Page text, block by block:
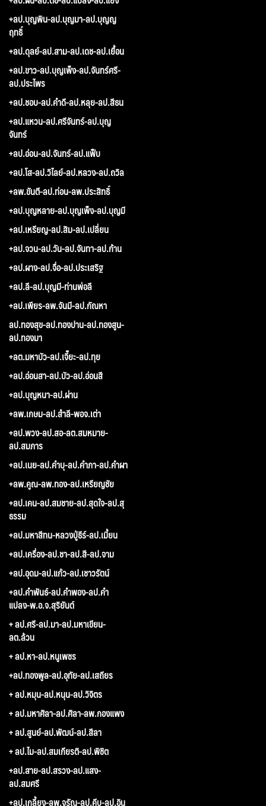
+ลป.บุญพิน-ลป.บุญมา-ลป.บุญญ
ฤทธิ์
+ลป.ดุลย์-ลป.สาม-ลป.เดช-ลป.เยื้อน
+ลป.ขาว-ลป.บุญเพ็ง-ลป.จันทร์ศรี-
ลป.ประไพร
+ลป.ชอบ-ลป.คำดี-ลป.หลุย-ลป.สีธน
+ลป.แหวน-ลป.ศรีจันทร์-ลป.บุญ
จันทร์
+ลป.อ่อน-ลป.จันทร์-ลป.แฟ็บ
+ลป.โส-ลป.วิไลย์-ลป.หลวง-ลป.ถวิล
+ลพ.ขันตี-ลป.ท่อน-ลพ.ประสิทธิ์
+ลป.บุญหลาย-ลป.บุญเพ็ง-ลป.บุญมี
+ลป.เหรียญ-ลป.สิม-ลป.เปลี่ยน
+ลป.จวน-ลป.วัน-ลป.จันทา-ลป.ก้าน
+ลป.ผาง-ลป.จื่อ-ลป.ประเสริฐ
+ลป.ลี-ลป.บุญมี-ท่านพ่อลี
+ลป.เพียร-ลพ.จันมี-ลป.กัณหา
ลป.ทองสุข-ลป.ทองปาน-ลป.ทองสูน-
ลป.ทองมา
+ลต.มหาบัว-ลป.เจี๊ยะ-ลป.ทุย
+ลป.อ่อนสา-ลป.บัว-ลป.อ่อนสี
+ลป.บุญหนา-ลป.ผ่าน
+ลพ.เกษม-ลป.สำลี-พอจ.เต่า
+ลป.พวง-ลป.สอ-ลต.สมหมาย-
ลป.สมภาร
+ลป.เนย-ลป.คำบุ-ลป.คำภา-ลป.คำผา
+ลพ.คูณ-ลพ.ทอง-ลป.เหรียญชัย
+ลป.เคน-ลป.สมชาย-ลป.สุดใจ-ลป.สุ
ธรรม
+ลป.มหาสีทน-หลวงปู่ธีร์-ลป.เมี้ยน
+ลป.เครื่อง-ลป.ชา-ลป.สี-ลป.จาม
+ลป.อุดม-ลป.แก้ว-ลป.เชาวรัตน์
+ลป.คำพันธ์-ลป.คำพอง-ลป.คำ
แปลง-พ.อ.จ.สุริยันต์
+ ลป.ศรี-ลป.มา-ลป.มหาเขียน-
ลต.ล้วน
+ ลป.หา-ลป.หนูเพชร
+ลป.ทองพูล-ลป.อุทัย-ลป.เสถียร
+ ลป.หมุน-ลป.หนุน-ลป.วิจิตร
+ ลป.มหาศิลา-ลป.ศิลา-ลพ.กองแพง
+ ลป.สูนย์-ลป.พัฒน์-ลป.สีลา
+ ลป.ไม-ลป.สมเกียรติ-ลป.พิชิต
+ลป.สาย-ลป.สรวง-ลป.แสง-
ลป.สมศรี
+ลป.เกลี้ยง-ลพ.จรัญ-ลป.คีบ-ลป.อิน